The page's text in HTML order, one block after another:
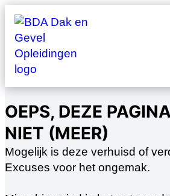
Ga
naar
de
inhoud
SEARCH
OEPS, DEZE
NIET (MEER)
Mogelijk is deze verhuisd of
Excuses voor het ongemak.